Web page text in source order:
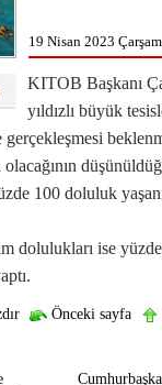
19 Nisan 2023
KITOB Başkanı
yıldızlı büyük
100 doluluk
dolulukları ise
Önceki sayfa